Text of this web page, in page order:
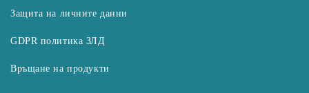
Защита на личните данни
GDPR политика ЗЛД
Връщане на продукти